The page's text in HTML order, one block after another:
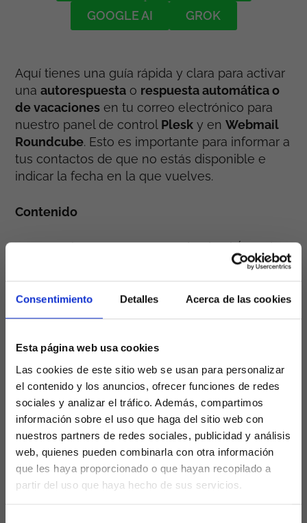
Consentimiento Detalles Acerca de las cookies
Esta página web usa cookies
Las cookies de este sitio web se usan para personalizar
el contenido y los anuncios, ofrecer funciones de redes
sociales y analizar el tráfico. Además, compartimos
información sobre el uso que haga del sitio web con
nuestros partners de redes sociales, publicidad y análisis
web, quienes pueden combinarla con otra información
que les haya proporcionado o que hayan recopilado a
partir del uso que haya hecho de sus servicios.
GOOGLE AI GROK
Aquí tienes una guía rápida y clara para activar
unaautorespuesta o respuesta automática o
de vacaciones en tu correo electrónico para
nuestro panel de control Plesk y enWebmail
Roundcube. Esto es importante para informar a
tus contactos de que no estás disponible e
indicar la fecha en la que vuelves.
Contenido
Activar autorespuesta desde el Área de
Configurar asunto, mensaje y fechas
Cómo desactivar la respuesta
automática
1) Activar
autorespuesta
desde el Área de
Cliente